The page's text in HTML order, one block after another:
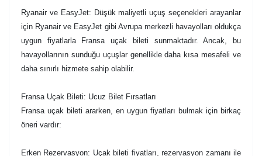
Ryanair ve EasyJet: Düşük maliyetli uçuş seçenekleri arayanlar
için Ryanair ve EasyJet gibi Avrupa merkezli havayolları oldukça
uygun fiyatlarla Fransa uçak bileti sunmaktadır. Ancak, bu
havayollarının sunduğu uçuşlar genellikle daha kısa mesafeli ve
daha sınırlı hizmete sahip olabilir.
Fransa Uçak Bileti: Ucuz Bilet Fırsatları
Fransa uçak bileti ararken, en uygun fiyatları bulmak için birkaç
öneri vardır:
Erken Rezervasyon: Uçak bileti fiyatları, rezervasyon zamanı ile